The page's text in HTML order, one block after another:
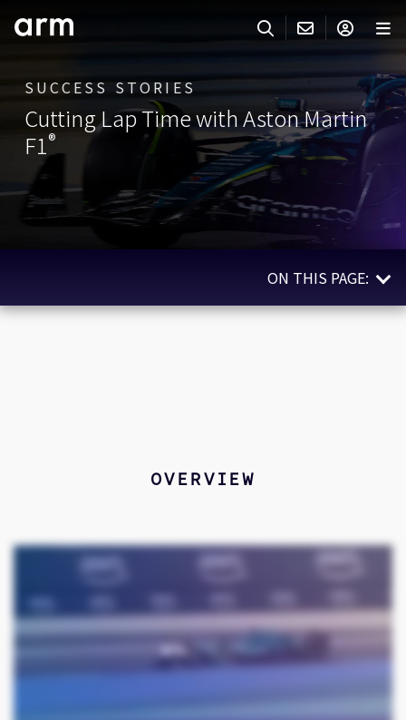
Skip to Footer
サーチ
ARMのお問い合わせ
サポート
IP サポート
Keil Tools
販売
企業様向けFlexible Access
その他のお問い合わせ
セキュリティ脆弱性の報告
グローバル本社
110 Fulbourn Road
CB1 9NJ
Tel: + 44(1223) 400 400 [main reception]
ARMアカウント
Armアカウント
ログインしてArmアカウントにアクセスする。
ログイン
製品
分野
パートナー
SUCCESS STORIES
Cutting Lap Time with Aston Martin
F1®
ON THIS PAGE:
Overview
OVERVIEW